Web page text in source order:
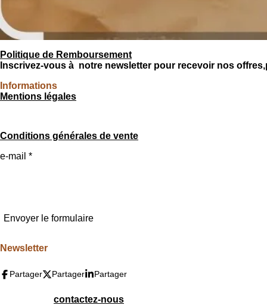
Politique de Remboursement
Inscrivez-vous à notre newsletter pour recevoir nos
Informations
Mentions légales
Conditions générales de vente
e-mail *
Envoyer le formulaire
Newsletter
Partager Partager Partager
contactez-nous